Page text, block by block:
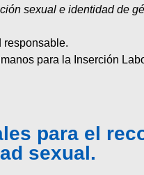
sexual e identidad de
responsable.
para la Inserción
para el
sexual.